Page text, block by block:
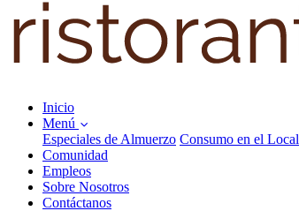
Inicio
Menú
Especiales de Almuerzo Consumo en el Local
Comunidad
Empleos
Sobre Nosotros
Contáctanos